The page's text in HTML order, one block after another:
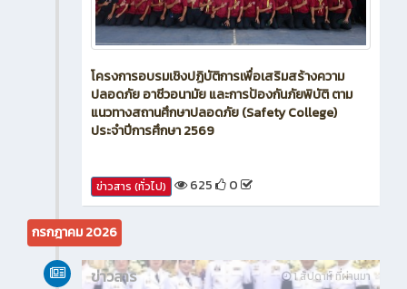
โครงการอบรมเชิงปฏิบัติการเพื่อเสริมสร้างความ
ปลอดภัย อาชีวอนามัย และการป้องกันภัยพิบัติ ตาม
แนวทางสถานศึกษาปลอดภัย (Safety College)
625 0
กรกฎาคม 2026